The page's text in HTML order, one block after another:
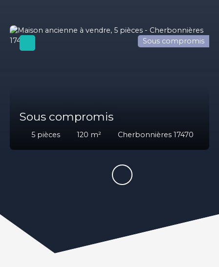
Sous compromis
5 pièces 120 m² Cherbonnières 17470
Sous compromis